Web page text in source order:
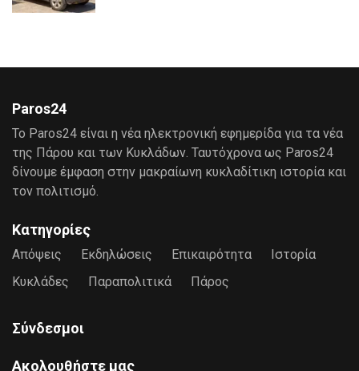
Paros24
Το Paros24 είναι η νέα ηλεκτρονική εφημερίδα για τα νέα
της Πάρου και των Κυκλάδων. Ταυτόχρονα ως Paros24
δίνουμε έμφαση στην μακραίωνη κυκλαδίτικη ιστορία και
τον πολιτισμό.
Κατηγορίες
Απόψεις Εκδηλώσεις Επικαιρότητα
Ιστορία
Κυκλάδες
Παραπολιτικά Πάρος
Σύνδεσμοι
Ακολουθήστε μας